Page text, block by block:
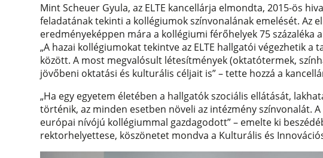
Mint Scheuer Gyula, az ELTE kancellárja elmondta, 2015-ös
feladatának tekinti a kollégiumok színvonalának emelését. Az
eredményeképpen mára a kollégiumi férőhelyek 75
„A hazai kollégiumokat tekintve az ELTE hallgatói végezhetik
között. A most megvalósult létesítmények (oktatótermek,
jövőbeni oktatási és kulturális céljait is” – tette hozzá a
Ha egy egyetem életében a hallgatók szociális ellátását,
történik, az minden esetben növeli az intézmény színvonalát.
európai nívójú kollégiummal gazdagodott – emelte ki
rektorhelyettese, köszönetet mondva a Kulturális és